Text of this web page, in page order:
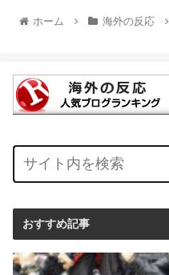
ホーム 海外の反応
おすすめ記事